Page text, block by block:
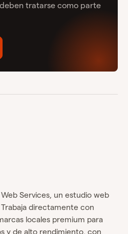
tratarse como parte
Services, un estudio web
directamente con
locales premium para
y de alto rendimiento, con